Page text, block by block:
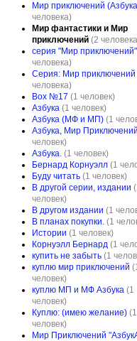
Мир приключений
человека)
Мир фантастики и Мир
приключений (2
серия "Мир приключений"
человека)
Серия: Мир приключений
человека)
Box №17 (1 человек)
Азбука (1 человек)
Азбука (МФ и МП) (1
Азбука, Мир Приключений
человек)
Азбука. (1 человек)
Бернард Корнуэлл (1
Буду читать (1 человек)
В другой серии, издании
человек)
В другом издании (1
В планах покупки. (1
Истории (1 человек)
Корнуэлл Бернард (1
купить не забыть (1
куплю мир приключений
человек)
куплю МП и МФ Азбука (1
человек)
Куплю: (имею желание) (1
человек)
Мир Приключений